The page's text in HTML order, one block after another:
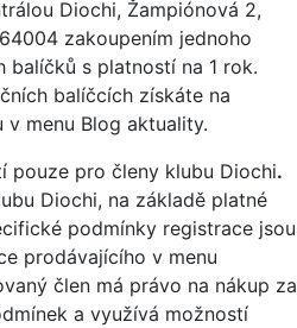
Diochi, Žampiónová 2,
zakoupením jednoho
balíčků s platností na 1 rok.
balíčcích získáte na
menu Blog aktuality.
pouze pro členy klubu Diochi.
Diochi, na základě platné
podmínky registrace jsou
prodávajícího v menu
člen má právo na nákup za
a využívá možností